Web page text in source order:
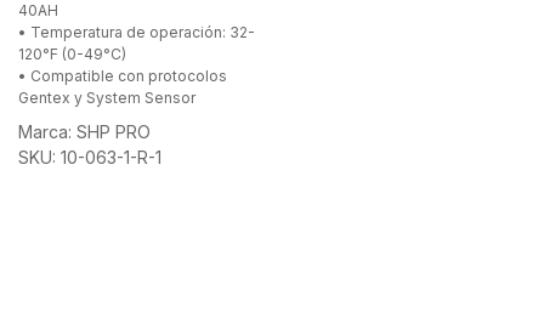
40AH
• Temperatura de operación: 32-
120°F (0-49°C)
• Compatible con protocolos
Gentex y System Sensor
Marca: SHP PRO
SKU: 10-063-1-R-1